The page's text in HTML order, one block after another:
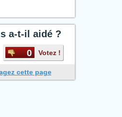
a-t-il aidé ?
0 Votez !
cette page